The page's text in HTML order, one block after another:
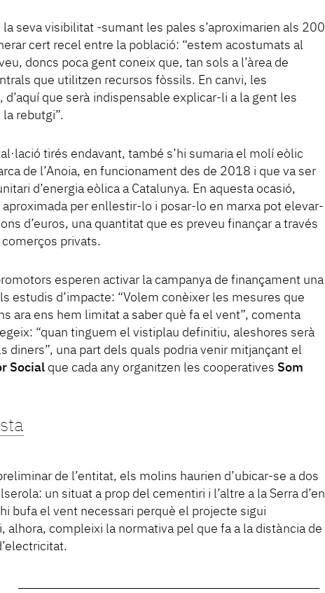
seva visibilitat -sumant les pales s’aproximarien als 200
cert recel entre la població: “estem acostumats al
doncs poca gent coneix que, tan sols a l’àrea de
que utilitzen recursos fòssils. En canvi, les
que serà indispensable explicar-li a la gent les
rebutgi”.
tirés endavant, també s’hi sumaria el molí eòlic
de l’Anoia, en funcionament des de 2018 i que va ser
d’energia eòlica a Catalunya. En aquesta ocasió,
per enllestir-lo i posar-lo en marxa pot elevar-
d’euros, una quantitat que es preveu finançar a través
comerços privats.
esperen activar la campanya de finançament una
estudis d’impacte: “Volem conèixer les mesures que
ara ens hem limitat a saber què fa el vent”, comenta
“quan tinguem el vistiplau definitiu, aleshores serà
diners”, una part dels quals podria venir mitjançant el
Social que cada any organitzen les cooperatives Som
de l’entitat, els molins haurien d’ubicar-se a dos
un situat a prop del cementiri i l’altre a la Serra d’en
bufa el vent necessari perquè el projecte sigui
alhora, compleixi la normativa pel que fa a la distància de